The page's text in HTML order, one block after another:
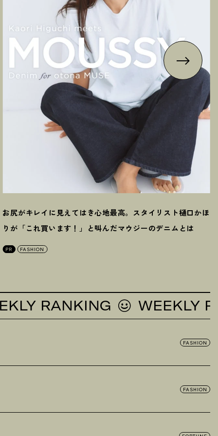
お尻がキレイに見えてはき心地最高。スタイリスト樋口かほ
りが「これ買います ！ 」と叫んだマウジーのデニムとは
PR FASHION
RANKING WEEKLY
FASHION
FASHION